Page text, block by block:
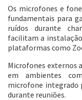
Os microfones e
fundamentais para
ruídos durante
facilitam a
plataformas como
Microfones externos
em ambientes
microfone integrado
durante reuniões.